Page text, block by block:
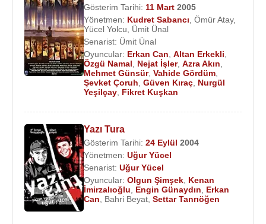
Gösterim Tarihi: 11 Mart 2005
Yönetmen: Kudret Sabancı Ömür Atay,
Yücel Yolcu
Ümit Ünal
Senarist: Ümit Ünal
Oyuncular: Erkan Can Altan Erkekli
Özgü Namal
Nejat İşler, Azra Akın
Mehmet Günsür, Vahide Gördüm
Şevket Çoruh Güven Kıraç Nurgül
Yeşilçay Fikret Kuşkan
Yazı Tura
Gösterim Tarihi: 24 Eylül 2004
Yönetmen: Uğur Yücel
Senarist: Uğur Yücel
Oyuncular: Olgun Şimşek Kenan
İmirzalıoğlu
Engin Günaydın
Erkan
Can
Bahri Beyat Settar Tanrıöğen